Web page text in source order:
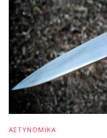
ΑΣΤΥΝΟΜΙΚΑ